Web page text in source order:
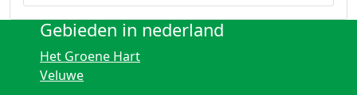
Gebieden in nederland
Het Groene Hart
Veluwe